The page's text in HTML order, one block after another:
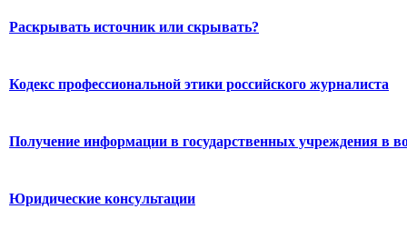
Раскрывать источник или скрывать?
Кодекс профессиональной этики российского журналиста
Получение информации в государственных учреждения в
Юридические консультации